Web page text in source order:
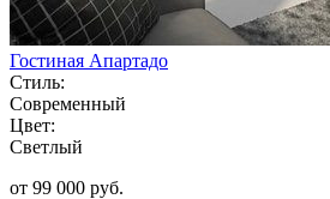
Гостиная Апартадо
Стиль:
Современный
Цвет:
Светлый
от 99 000 руб.